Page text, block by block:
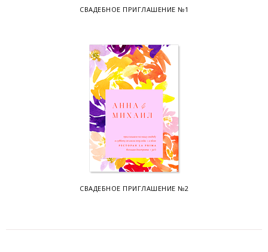
СВАДЕБНОЕ ПРИГЛАШЕНИЕ №1
СВАДЕБНОЕ ПРИГЛАШЕНИЕ №2